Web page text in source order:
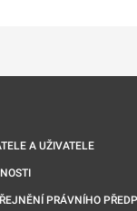
A UŽIVATELE
PRÁVNÍHO